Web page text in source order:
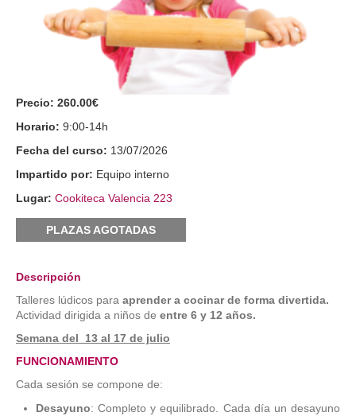
Precio: 260.00€
Horario: 9:00-14h
Fecha del curso: 13/07/2026
Impartido por: Equipo interno
Lugar: Cookiteca Valencia 223
PLAZAS AGOTADAS
Descripción
Talleres lúdicos para aprender a cocinar de forma divertida.
Actividad dirigida a niños de entre 6 y 12 años.
Semana del 13 al 17 de julio
FUNCIONAMIENTO
Cada sesión se compone de:
Desayuno: Completo y equilibrado. Cada día un desayuno